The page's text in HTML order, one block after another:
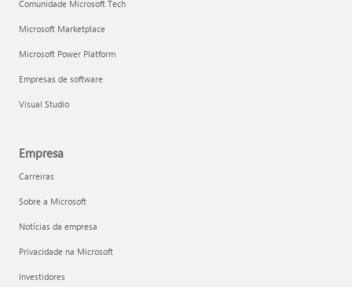
Comunidade Microsoft Tech
Microsoft Marketplace
Microsoft Power Platform
Empresas de software
Visual Studio
Empresa
Carreiras
Sobre a Microsoft
Notícias da empresa
Privacidade na Microsoft
Investidores